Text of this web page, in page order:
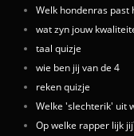
Welk hondenras past
wat zyn jouw
taal quizje
wie ben jij van de 4
reken quizje
Welke 'slechterik' uit
Op welke rapper lijk